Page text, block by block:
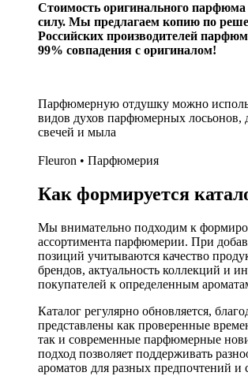
Стоимость оригинального
силу. Мы предлагаем копию по
Российских производителей
99% совпадения с оригиналом!
Парфюмерную отдушку можно
видов духов парфюмерных лосьонов,
свечей и мыла
Fleuron • Парфюмерия
Как формируется
Мы внимательно подходим к
ассортимента парфюмерии. При
позиций учитываются качество
брендов, актуальность коллекций и
покупателей к определенным
Каталог регулярно обновляется,
представлены как проверенные
так и современные парфюмерные
подход позволяет поддерживать
ароматов для разных предпочтений и